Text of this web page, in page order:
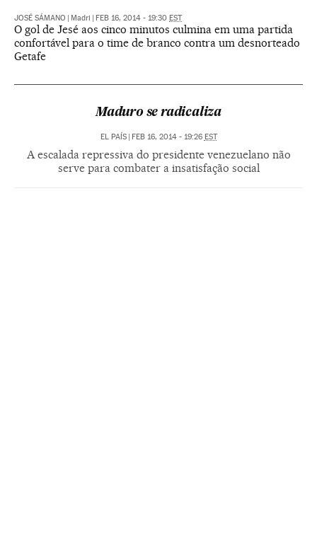
JOSÉ SÁMANO Madri FEB 16, 2014 - 19:30 EST
O gol de Jesé aos cinco minutos culmina em uma partida
confortável para o time de branco contra um desnorteado
Getafe
Maduro se radicaliza
EL PAÍS FEB 16, 2014 - 19:26 EST
A escalada repressiva do presidente venezuelano não
serve para combater a insatisfação social